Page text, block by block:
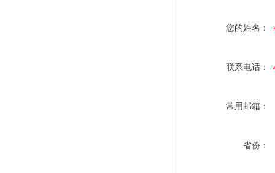
您的姓名：
联系电话：
常用邮箱：
省份：